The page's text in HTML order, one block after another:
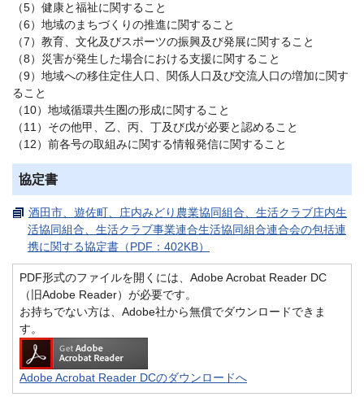
（5）健康と福祉に関すること
（6）地域のまちづくりの推進に関すること
（7）教育、文化及びスポーツの振興及び発展に関すること
（8）災害が発生した場合における支援に関すること
（9）地域への移住定住人口、関係人口及び交流人口の増加に関す
ること
（10）地域循環共生圏の形成に関すること
（11）その他甲、乙、丙、丁及び戊が必要と認めること
（12）前各号の取組みに関する情報発信に関すること
協定書
酒田市、遊佐町、庄内みどり農業協同組合、生活クラブ庄内生
活協同組合、生活クラブ事業連合生活協同組合連合会の包括連
携に関する協定書（PDF：402KB）
PDF形式のファイルを開くには、Adobe Acrobat Reader DC
（旧Adobe Reader）が必要です。
お持ちでない方は、Adobe社から無償でダウンロードできま
す。
Adobe Acrobat Reader DCのダウンロードへ